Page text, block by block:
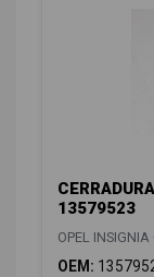
13579523
OPEL INSIGNIA
OEM: